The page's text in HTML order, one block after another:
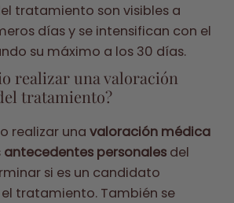
tratamiento son visibles a
días y se intensifican con el
su máximo a los 30 días.
realizar una valoración
tratamiento?
realizar una valoración médica
antecedentes personales del
si es un candidato
tratamiento. También se